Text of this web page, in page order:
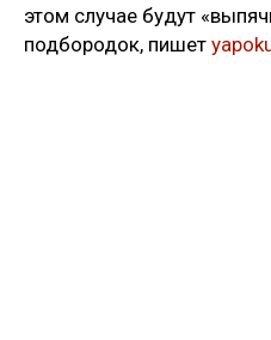
этом случае будут
подбородок, пишет